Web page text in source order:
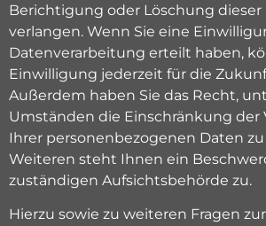
Berichtigung oder Löschung dieser
verlangen. Wenn Sie eine
Datenverarbeitung erteilt haben,
Einwilligung jederzeit für die
Außerdem haben Sie das Recht,
Umständen die Einschränkung der
Ihrer personenbezogenen Daten
Weiteren steht Ihnen ein
zuständigen Aufsichtsbehörde zu.
Hierzu sowie zu weiteren Fragen